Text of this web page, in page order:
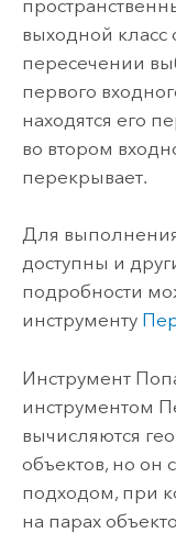
выходной
пересечении
первого
находятся его
во втором
перекрывает.
Для
доступны и
подробности
инструменту
Инструмент
инструментом
вычисляются
объектов, но он
подходом, при
на парах